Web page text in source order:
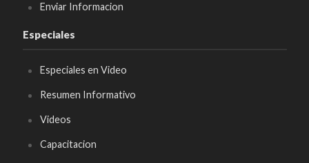
Enviar Informacion
Especiales
Especiales en Video
Resumen Informativo
Videos
Capacitacion